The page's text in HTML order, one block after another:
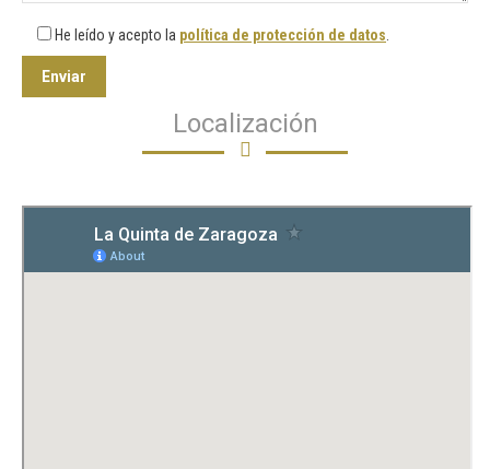
He leído y acepto la política de protección de datos
Localización